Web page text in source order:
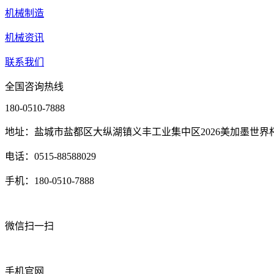
机械制造
机械资讯
联系我们
全国咨询热线
180-0510-7888
地址：盐城市盐都区大纵湖镇义丰工业集中区2026美加墨世界
电话：0515-88588029
手机：180-0510-7888
微信扫一扫
手机官网